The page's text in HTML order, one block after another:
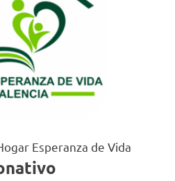
Esperanza de Vida